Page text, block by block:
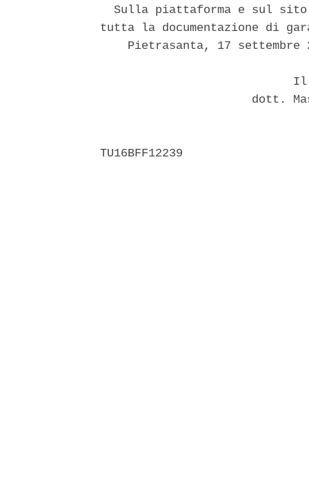
Sulla piattaforma e sul
tutta la documentazione di
Pietrasanta, 17 settembre
dott.